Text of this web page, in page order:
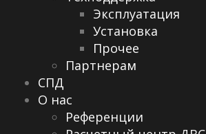
Эксплуатация
Установка
Прочее
Партнерам
СПД
О нас
Референции